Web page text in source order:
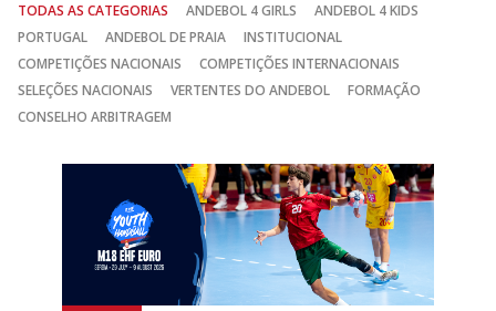
TODAS AS CATEGORIAS ANDEBOL 4 GIRLS
ANDEBOL 4 KIDS
PORTUGAL
ANDEBOL DE PRAIA
INSTITUCIONAL
COMPETIÇÕES NACIONAIS
COMPETIÇÕES INTERNACIONAIS
SELEÇÕES NACIONAIS
VERTENTES DO ANDEBOL
FORMAÇÃO
CONSELHO ARBITRAGEM